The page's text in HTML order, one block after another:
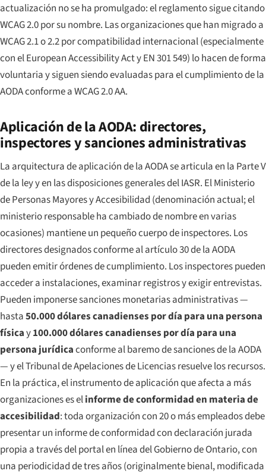
actualización no se ha promulgado: el reglamento sigue citando
WCAG 2.0 por su nombre. Las organizaciones que han migrado a
WCAG 2.1 o 2.2 por compatibilidad internacional (especialmente
con el European Accessibility Act y EN 301 549) lo hacen de forma
voluntaria y siguen siendo evaluadas para el cumplimiento de la
AODA conforme a WCAG 2.0 AA.
Aplicación de la AODA: directores,
inspectores y sanciones administrativas
La arquitectura de aplicación de la AODA se articula en la Parte V
de la ley y en las disposiciones generales del IASR. El Ministerio
de Personas Mayores y Accesibilidad (denominación actual; el
ministerio responsable ha cambiado de nombre en varias
ocasiones) mantiene un pequeño cuerpo de inspectores. Los
directores designados conforme al artículo 30 de la AODA
pueden emitir órdenes de cumplimiento. Los inspectores pueden
acceder a instalaciones, examinar registros y exigir entrevistas.
Pueden imponerse sanciones monetarias administrativas —
hasta50.000 dólares canadienses por día para una persona
físicay100.000 dólares canadienses por día para una
persona jurídicaconforme al baremo de sanciones de la AODA
— y el Tribunal de Apelaciones de Licencias resuelve los recursos.
En la práctica, el instrumento de aplicación que afecta a más
organizaciones es elinforme de conformidad en materia de
accesibilidad: toda organización con 20 o más empleados debe
presentar un informe de conformidad con declaración jurada
propia a través del portal en línea del Gobierno de Ontario, con
una periodicidad de tres años (originalmente bienal, modificada